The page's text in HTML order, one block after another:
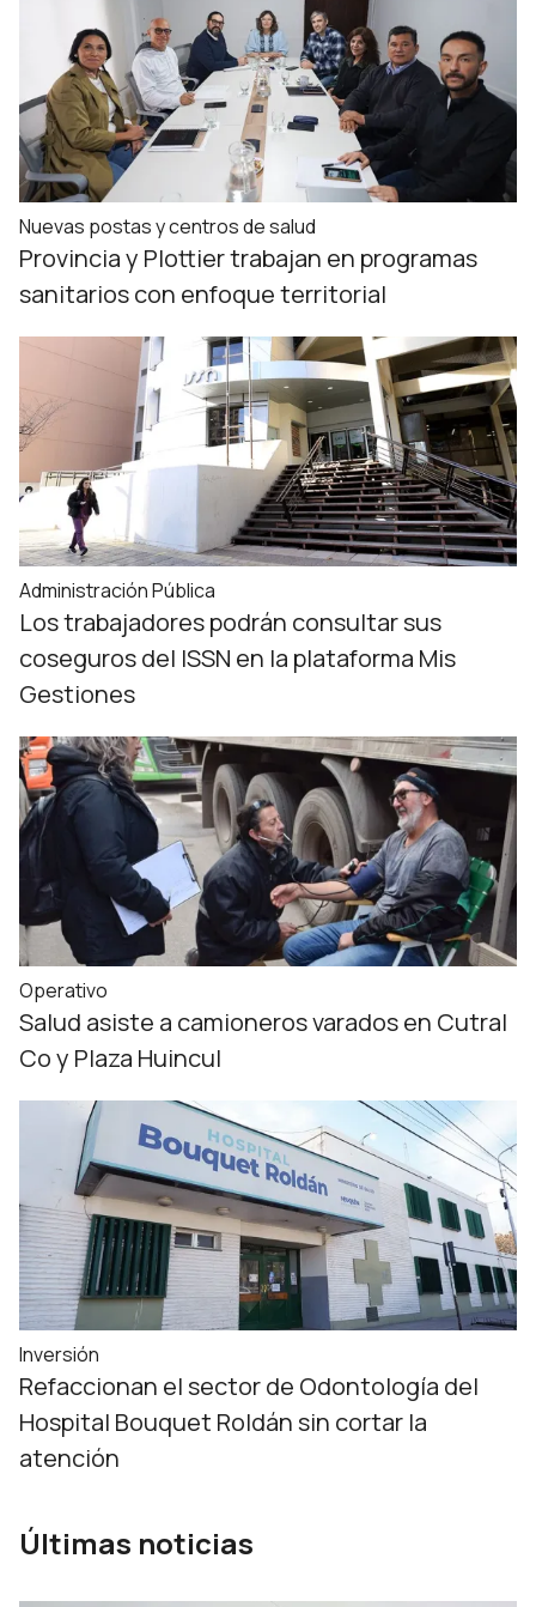
Nuevas postas y centros de salud
Provincia y Plottier trabajan en programas
sanitarios con enfoque territorial
Administración Pública
Los trabajadores podrán consultar sus
coseguros del ISSN en la plataforma Mis
Gestiones
Operativo
Salud asiste a camioneros varados en Cutral
Co y Plaza Huincul
Inversión
Refaccionan el sector de Odontología del
Hospital Bouquet Roldán sin cortar la
atención
Últimas noticias